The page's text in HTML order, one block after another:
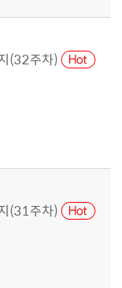
(32주차)
(31주차)